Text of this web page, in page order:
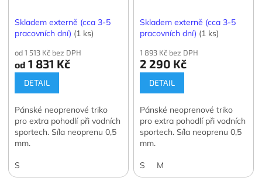
Skladem externě (cca 3-5
pracovních dní) (1 ks)
od 1 513 Kč bez DPH
od 1 831 Kč
DETAIL
Pánské neoprenové triko
pro extra pohodlí při vodních
sportech. Síla neoprenu 0,5
mm.
S
Skladem externě (cca 3-5
pracovních dní) (1 ks)
1 893 Kč bez DPH
2 290 Kč
DETAIL
Pánské neoprenové triko
pro extra pohodlí při vodních
sportech. Síla neoprenu 0,5
mm.
S M